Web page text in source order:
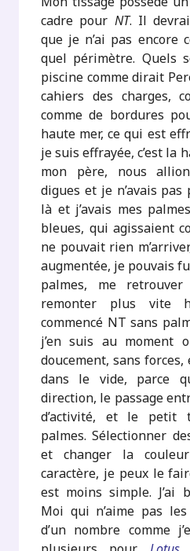
cadre pour NT. Il
que je n’ai pas encore
quel périmètre. Quels
piscine comme dirait
cahiers des charges,
comme de bordures
haute mer, ce qui est
je suis effrayée, c’est la
mon père, nous
digues et je n’avais
là et j’avais mes
bleues, qui agissaient
ne pouvait rien
augmentée, je pouvais
palmes, me
remonter plus vite
commencé NT sans
j’en suis au moment
doucement, sans
dans le vide, parce
direction, le passage
d’activité, et le petit
palmes. Sélectionner
et changer la
caractère, je peux le
est moins simple. J’ai
Moi qui n’aime pas les
d’un nombre comme